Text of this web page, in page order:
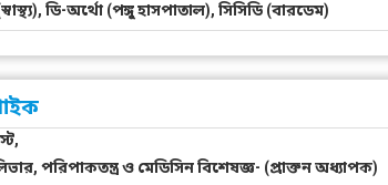
ডি-অর্থো (পঙ্গু হাসপাতাল), সিসিডি (বারডেম)
পরিপাকতন্ত্র ও মেডিসিন বিশেষজ্ঞ- (প্রাক্তন অধ্যাপক)